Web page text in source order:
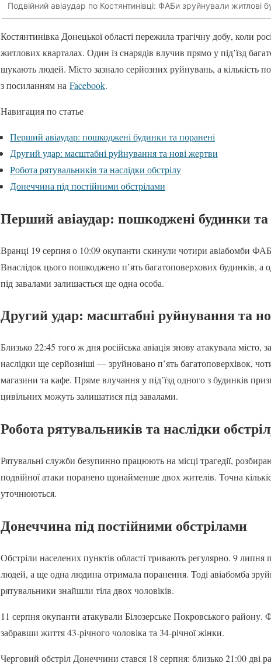
Подвійний авіаудар по Костянтинівці: ФАБи зруйнували житлові
Костянтинівка Донецької області пережила трагічну добу, коли
житлових кварталах. Один із снарядів влучив прямо у під’їзд
шукають людей. Місто зазнало серйозних руйнувань, а кількість
з посиланням на Facebook.
Навигация по статье
Перший авіаудар: пошкоджені будинки та поранені
Другий удар: масштабні руйнування та нові жертви
Робота рятувальників та наслідки обстрілу
Донеччина під постійними обстрілами
Перший авіаудар: пошкоджені будинки та
Вранці 19 серпня о 10:09 окупанти скинули чотири авіабомби
Внаслідок цього пошкоджено п’ять багатоповерхових будинків,
під завалами залишається ще одна особа.
Другий удар: масштабні руйнування та
Близько 22:45 того ж дня російська авіація знову атакувала
наслідки ще серйозніші — зруйновано п’ять багатоповерхівок,
магазини та кафе. Пряме влучання у під’їзд одного з будинків
цивільних можуть залишатися під завалами.
Робота рятувальників та наслідки
Рятувальні служби безупинно працюють на місці трагедії,
подвійної атаки поранено щонайменше двох жителів. Точна
уточнюються.
Донеччина під постійними обстрілами
Обстріли населених пунктів області тривають регулярно. 9 липня
людей, а ще одна людина отримала поранення. Тоді авіабомба
рятувальники знайшли тіла двох чоловіків.
11 серпня окупанти атакували Білозерське Покровського
забравши життя 43-річного чоловіка та 34-річної жінки.
Черговий обстріл Донеччини стався 18 серпня: близько 21:00 дві